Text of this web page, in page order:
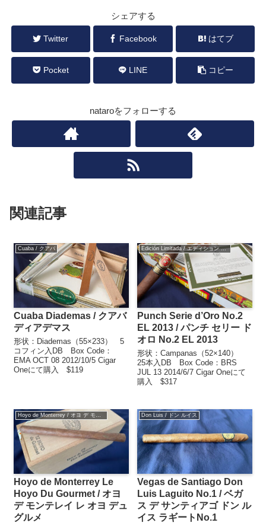
シェアする
Twitter Facebook はてブ
Pocket LINE コピー
nataroをフォローする
関連記事
Cuaba / クアバ
Cuaba Diademas / クアバ
ディアデマス
形状：Diademas（55×233） 5
コフィン入DB Box Code：
EMA OCT 08 2012/10/5 Cigar
Oneにて購入 $119
Edición Limitada / エディション リミターダ
Punch Serie d’Oro No.2
EL 2013 / パンチ セリー ド
オロ No.2 EL 2013
形状：Campanas（52×140）
25本入DB Box Code：BRS
JUL 13 2014/6/7 Cigar Oneにて
購入 $317
Hoyo de Monterrey Le
Hoyo Du Gourmet / オヨ
デ モンテレイ レ オヨ デュ
グルメ
Don Luis / ドン ルイス
Vegas de Santiago Don
Luis Laguito No.1 / ベガ
ス デ サンティアゴ ドン ル
イス ラギートNo.1